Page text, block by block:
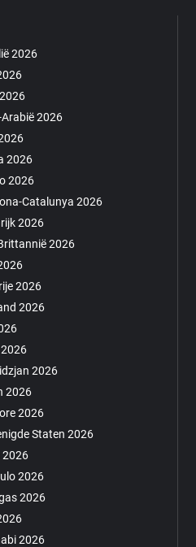
2026
2026
2026
2026
Catalunya 2026
2026
2026
2026
2026
2026
2026
2026
Staten 2026
2026
2026
2026
2026